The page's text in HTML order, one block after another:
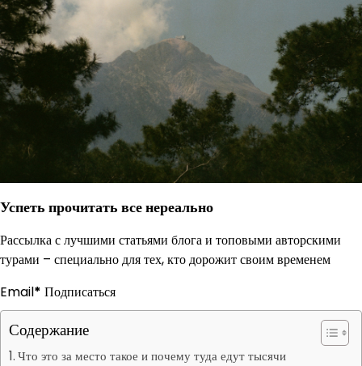
Успеть прочитать все нереально
Рассылка с лучшими статьями блога и топовыми авторскими
турами – специально для тех, кто дорожит своим временем
Email* Подписаться
Содержание
Что это за место такое и почему туда едут тысячи